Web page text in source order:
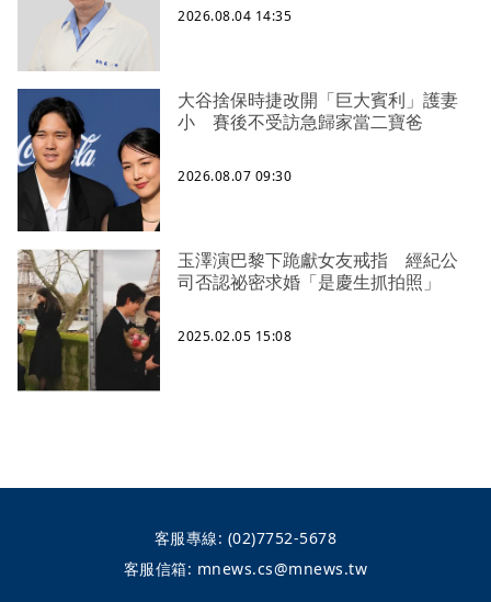
2026.08.04 14:35
大谷捨保時捷改開「巨大賓利」護妻
小 賽後不受訪急歸家當二寶爸
2026.08.07 09:30
玉澤演巴黎下跪獻女友戒指 經紀公
司否認祕密求婚「是慶生抓拍照」
2025.02.05 15:08
客服專線: (02)7752-5678
客服信箱: mnews.cs@mnews.tw